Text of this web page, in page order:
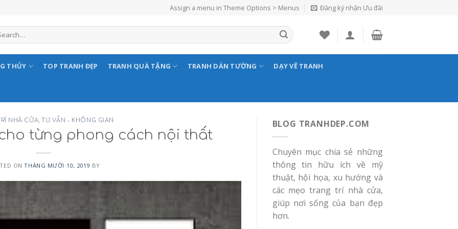
Assign a menu in Theme Options > Menus Đăng ký nhận Ưu đãi
THỦY TOP TRANH ĐẸP TRANH QUÀ TẶNG TRANH DÁN TƯỜNG DẠY VẼ TRANH
NHÀ CỬA,TƯ VẤN - KHÔNG GIAN
từng phong cách nội thất
ONTHÁNG MƯỜI 10, 2019 BY
BLOG TRANHDEP.COM
Chuyên mục chia sẻ những
thông tin hữu ích về mỹ
thuật, hội họa, xu hướng và
các mẹo trang trí nhà cửa,
giúp nơi sống của bạn đẹp
hơn.